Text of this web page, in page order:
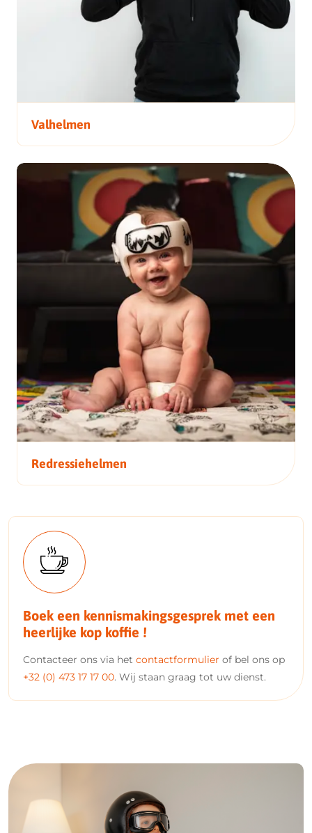
Valhelmen
Redressiehelmen
Boek een kennismakingsgesprek met een
heerlijke kop koffie !
Contacteer ons via het contactformulier of bel ons op
+32 (0) 473 17 17 00. Wij staan graag tot uw dienst.